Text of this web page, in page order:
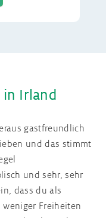
in Irland
gastfreundlich
und das stimmt
und sehr, sehr
dass du als
Freiheiten